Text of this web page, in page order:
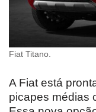
Fiat Titano.
A Fiat está
picapes médias